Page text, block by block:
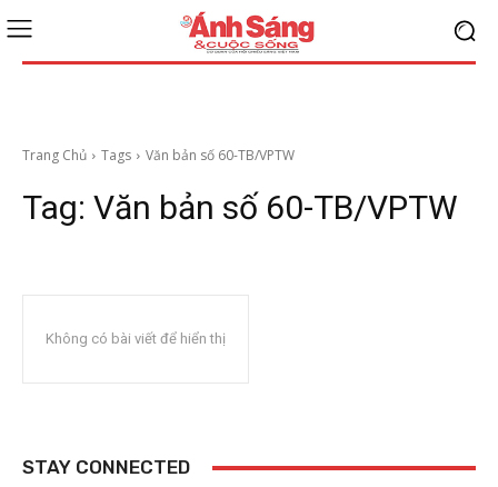
Trang Chủ Tags Văn bản số 60-TB/VPTW
Tag: Văn bản số 60-TB/VPTW
Không có bài viết để hiển thị
STAY CONNECTED